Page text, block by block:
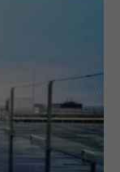
ce zilele